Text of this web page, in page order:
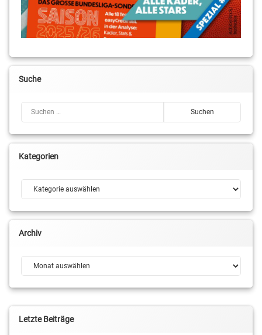
Suche
Kategorien
Kategorien
Archiv
Archiv
Letzte Beiträge